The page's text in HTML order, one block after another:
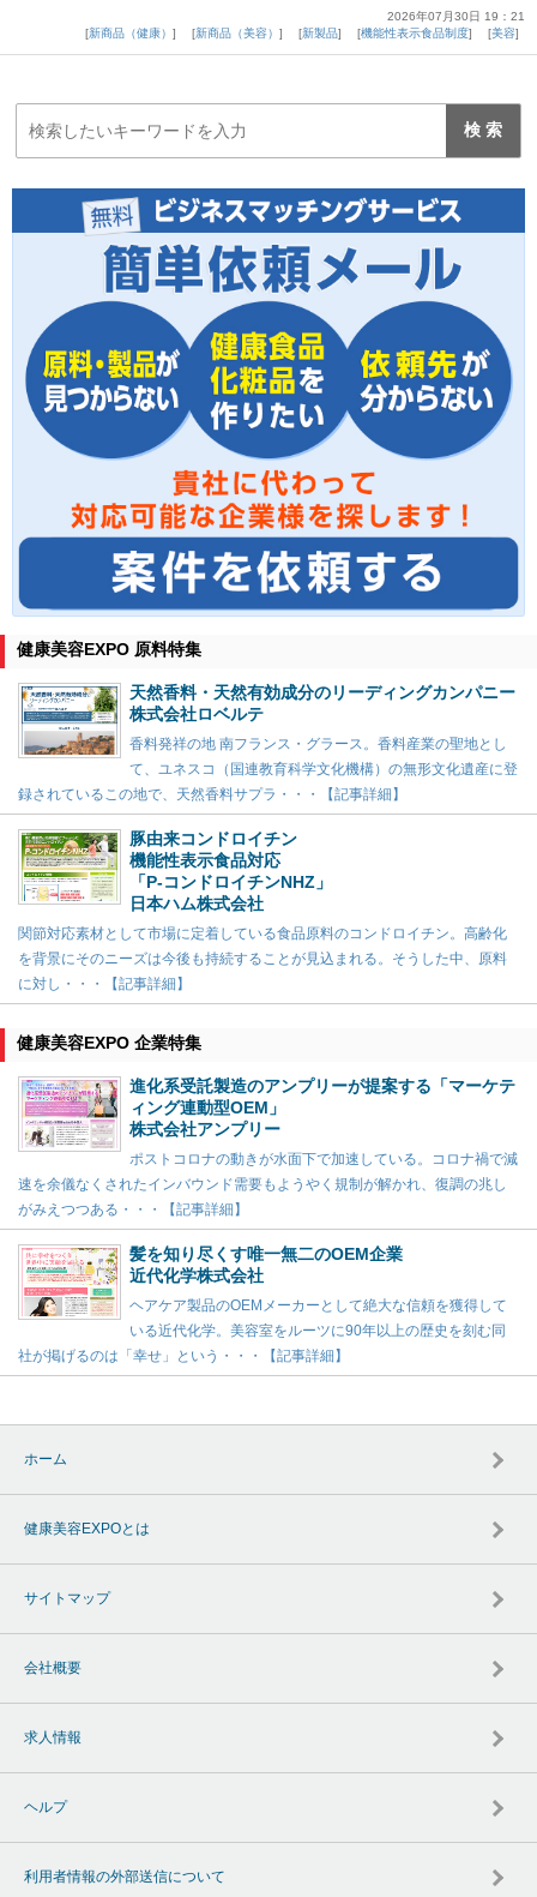
2026年07月30日 19：21
新商品（健康）
新商品（美容） 新製品 機能性表示食品制度 美容
健康美容EXPO 原料特集
天然香料・天然有効成分のリーディングカンパニー
株式会社ロベルテ
香料発祥の地 南フランス・グラース。香料産業の聖地とし
て、ユネスコ（国連教育科学文化機構）の無形文化遺産に登
録されているこの地で、天然香料サプラ・・・【記事詳細】
豚由来コンドロイチン
機能性表示食品対応
「P-コンドロイチンNHZ」
日本ハム株式会社
関節対応素材として市場に定着している食品原料のコンドロイチン。高齢化
を背景にそのニーズは今後も持続することが見込まれる。そうした中、原料
に対し・・・【記事詳細】
健康美容EXPO 企業特集
進化系受託製造のアンプリーが提案する「マーケテ
ィング連動型OEM」
株式会社アンプリー
ポストコロナの動きが水面下で加速している。コロナ禍で減
速を余儀なくされたインバウンド需要もようやく規制が解かれ、復調の兆し
がみえつつある・・・【記事詳細】
髪を知り尽くす唯一無二のOEM企業
近代化学株式会社
ヘアケア製品のOEMメーカーとして絶大な信頼を獲得して
いる近代化学。美容室をルーツに90年以上の歴史を刻む同
社が掲げるのは「幸せ」という・・・【記事詳細】
ホーム
健康美容EXPOとは
サイトマップ
会社概要
求人情報
ヘルプ
利用者情報の外部送信について